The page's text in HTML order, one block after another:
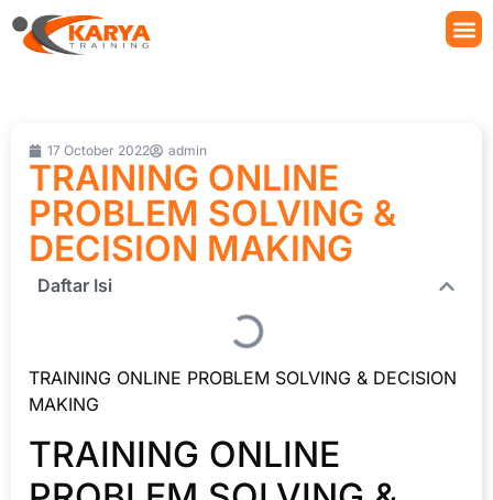
17 October 2022 admin
TRAINING ONLINE
PROBLEM SOLVING &
DECISION MAKING
Daftar Isi
TRAINING ONLINE PROBLEM SOLVING & DECISION
MAKING
TRAINING ONLINE